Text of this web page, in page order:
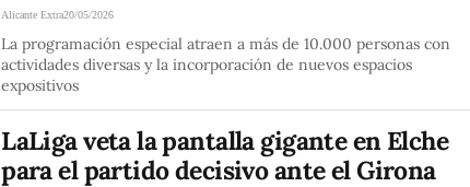
Alicante Extra20/05/2026
La programación especial atraen a más de 10.000 personas con
actividades diversas y la incorporación de nuevos espacios
expositivos
LaLiga veta la pantalla gigante en Elche
para el partido decisivo ante el Girona